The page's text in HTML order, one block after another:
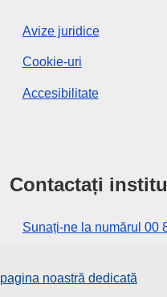
pagina noastră dedicată
Avize juridice
Cookie-uri
Accesibilitate
Contactați
Sunați-ne la numărul 00
Scrieți-ne completând